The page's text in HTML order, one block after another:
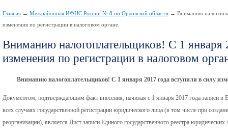
Главная → Межрайонная ИФНС России № 8 по Орловской области → Вниманию
изменения по регистрации в налоговом органе.
Вниманию налогоплательщиков! С 1 января
изменения по регистрации в налоговом
Вниманию налогоплательщиков! С 1 января 2017 года вступили в силу
Документом, подтверждающим факт внесения, начиная с 1 января 2017 года записи в
всех случаях государственной регистрации юридического лица (в том числе при
реорганизации), является Лист записи Единого государственного реестра